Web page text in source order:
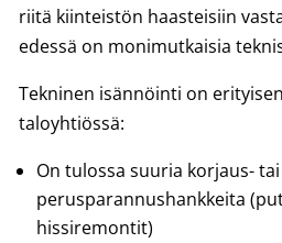
riitä kiinteistön haasteisiin
edessä on monimutkaisia
Tekninen isännöinti on
taloyhtiössä:
On tulossa suuria korjaus- tai
perusparannushankkeita
hissiremontit)